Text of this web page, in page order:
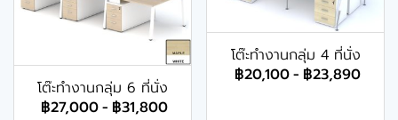
โต๊ะทำงานกลุ่ม 6 ที่นั่ง
฿27,000- ฿31,800
โต๊ะทำงานกลุ่ม 4 ที่นั่ง
฿20,100- ฿23,890